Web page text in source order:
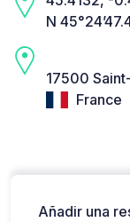
N
17500
France
Añadir una